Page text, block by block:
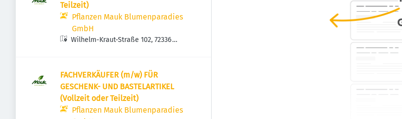
Teilzeit)
Pflanzen Mauk Blumenparadies
GmbH
Wilhelm-Kraut-Straße 102, 72336
FACHVERKÄUFER (m/w) FÜR
GESCHENK- UND BASTELARTIKEL
(Vollzeit oder Teilzeit)
Pflanzen Mauk Blumenparadies